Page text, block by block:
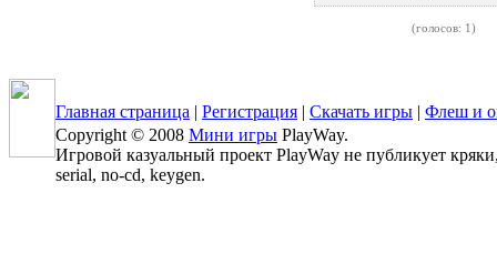
(голосов: 1)
Главная страница | Регистрация | Скачать игры | Флеш и
Copyright © 2008 Мини игры PlayWay.
Игровой казуальный проект PlayWay не публикует
serial, no-cd, keygen.